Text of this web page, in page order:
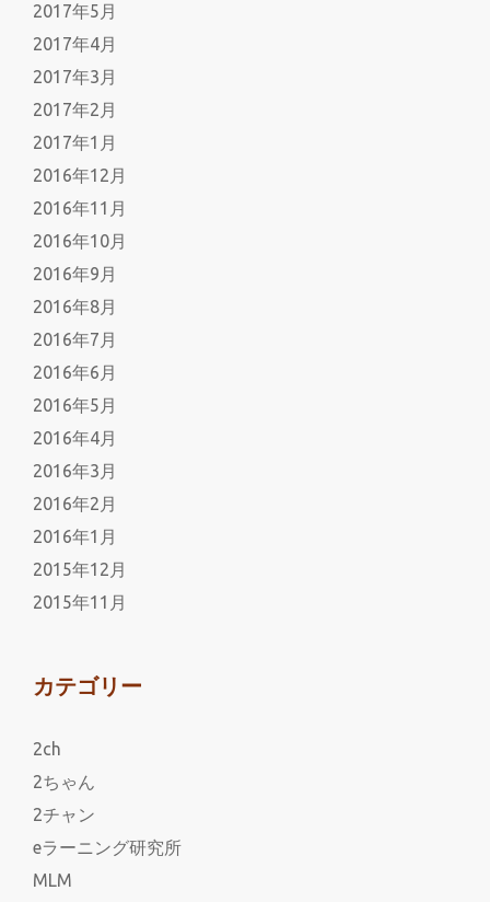
2017年5月
2017年4月
2017年3月
2017年2月
2017年1月
2016年12月
2016年11月
2016年10月
2016年9月
2016年8月
2016年7月
2016年6月
2016年5月
2016年4月
2016年3月
2016年2月
2016年1月
2015年12月
2015年11月
カテゴリー
2ch
2ちゃん
2チャン
eラーニング研究所
MLM